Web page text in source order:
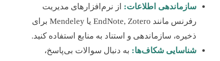
سازماندهی اطلاعات: از نرم‌افزارهای مدیریت
رفرنس مانند EndNote, Zotero یا Mendeley برای
ذخیره، سازماندهی و استناد به منابع استفاده کنید.
شناسایی شکاف‌ها: به دنبال سوالات بی‌پاسخ،